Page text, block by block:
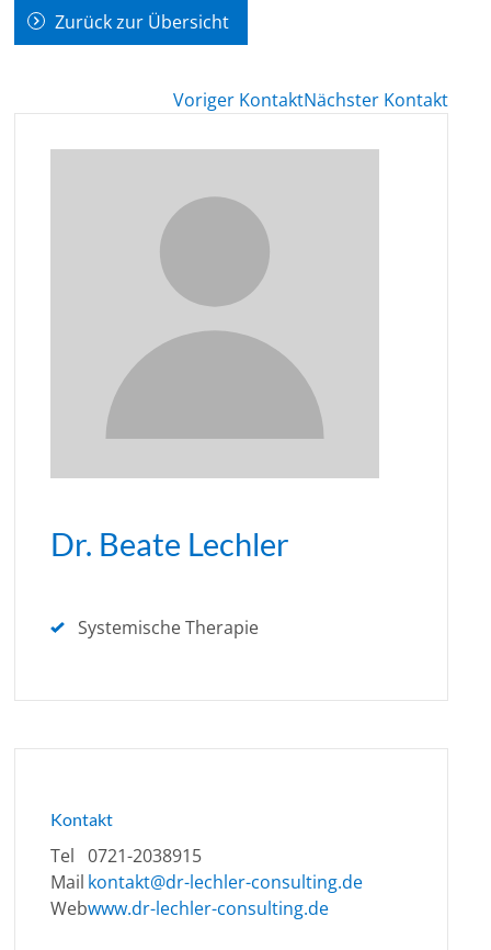
Zurück zur Übersicht
Voriger KontaktNächster Kontakt
Dr. Beate Lechler
Systemische Therapie
Kontakt
Tel 0721-2038915
Mail kontakt@dr-lechler-consulting.de
Webwww.dr-lechler-consulting.de